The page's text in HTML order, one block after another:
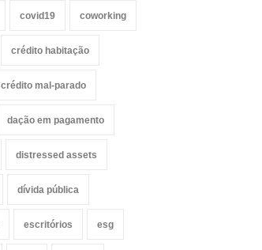
covid19 coworking
crédito habitação
crédito mal-parado
dação em pagamento
distressed assets
dívida pública
escritórios esg